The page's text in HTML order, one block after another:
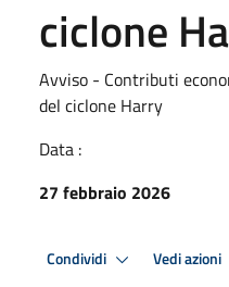
ciclone
Avviso - Contributi
del ciclone Harry
Data :
27 febbraio 2026
Condividi Vedi azioni